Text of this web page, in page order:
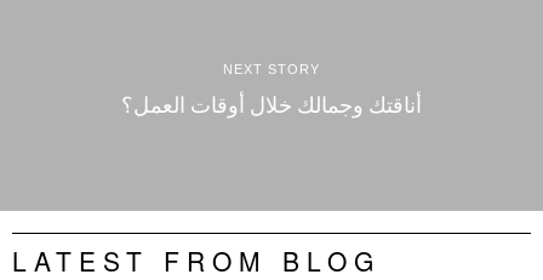
NEXT STORY
أناقتك وجمالك خلال أوقات العمل؟
LATEST FROM BLOG